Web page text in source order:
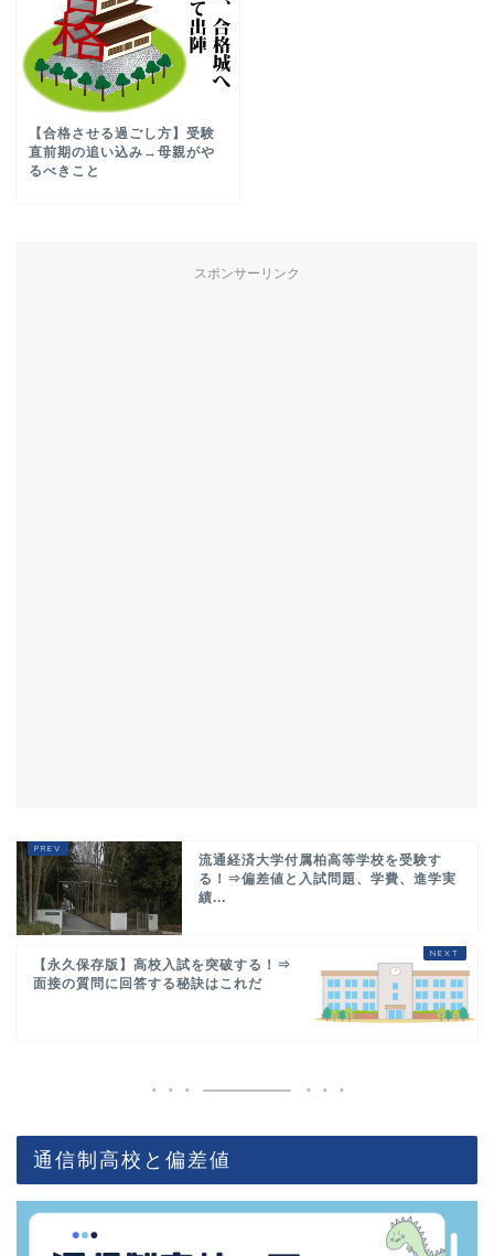
【合格させる過ごし方】受験
直前期の追い込み→母親がや
るべきこと
スポンサーリンク
流通経済大学付属柏高等学校を受験す
る！⇒偏差値と入試問題、学費、進学実
績...
【永久保存版】高校入試を突破する！⇒
面接の質問に回答する秘訣はこれだ
通信制高校と偏差値